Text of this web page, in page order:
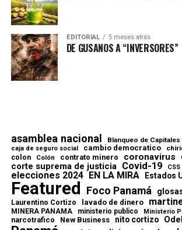
EDITORIAL 5 meses atrás
DE GUSANOS A “INVERSORES”
asamblea nacional Blanqueo de Capitales
caja de seguro social cambio democratico
colon Colón contrato minero coronavirus
corte suprema de justicia Covid-19 CSS
elecciones 2024 EN LA MIRA Estados
Featured Foco Panamá
Laurentino Cortizo lavado de dinero
MINERA PANAMA ministerio publico Ministerio
narcotrafico New Business nito cortizo